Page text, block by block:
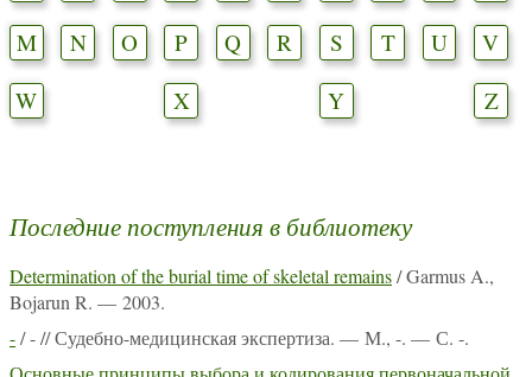
M
N O P Q R S T U
V
W
X Y Z
Последние поступления в библиотеку
Determination of the burial time of skeletal remains/ Garmus A.,
Bojarun R. — 2003.
-/ - // Судебно-медицинская экспертиза. — М., -. — С. -.